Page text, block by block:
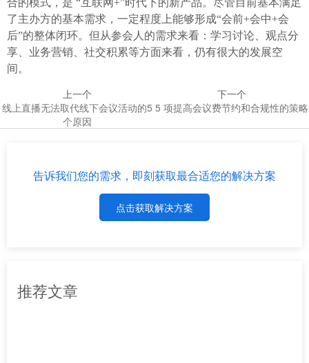
合的模式，是 “互联网+”时代下的新产品。尽管目前基本满足
了主办方的基本需求，一定程度上能够形成“会前+会中+会
后”的整体闭环。但从参会人的需求来看：学习讨论、观点分
享、业务营销、社交积累等方面来看，仍有很大的发展空
间。
上一个
线上直播无法取代线下会议活动的5
个原因
下一个
5 项提高会议费节约和合规性的策略
告诉我们您的需求，即刻获取最合适您的解决方案
点击获取解决方案
推荐文章